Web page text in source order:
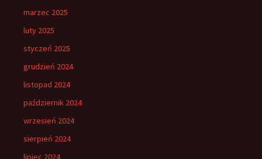
marzec 2025
luty 2025
styczeń 2025
grudzień 2024
listopad 2024
październik 2024
wrzesień 2024
sierpień 2024
lipiec 2024